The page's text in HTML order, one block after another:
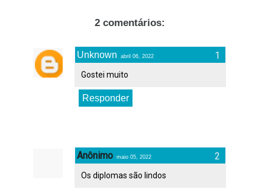
2 comentários:
Unknown abril 06, 2022
Gostei muito
Responder
Anônimo maio 05, 2022
Os diplomas são lindos